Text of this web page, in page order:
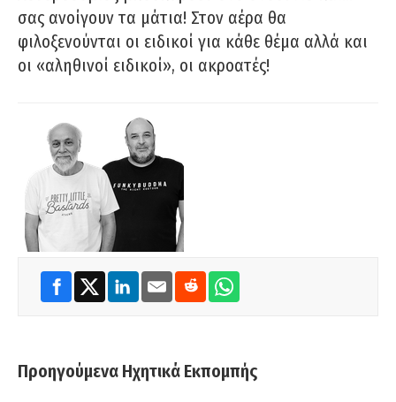
σας ανοίγουν τα μάτια! Στον αέρα θα
φιλοξενούνται οι ειδικοί για κάθε θέμα αλλά και
οι «αληθινοί ειδικοί», οι ακροατές!
Προηγούμενα Ηχητικά Εκπομπής